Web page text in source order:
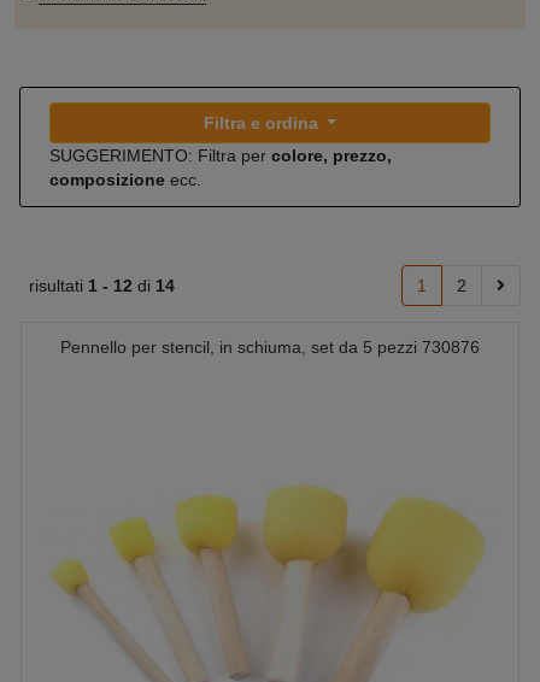
Filtra e ordina
SUGGERIMENTO: Filtra per colore, prezzo,
composizione ecc.
risultati 1 - 12 di 14 1 2
Pennello per stencil, in schiuma, set da 5 pezzi 730876